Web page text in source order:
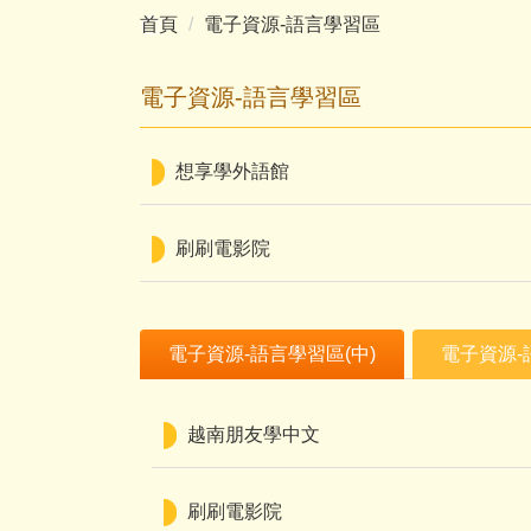
首頁 電子資源-語言學習區
電子資源-語言學習區
想享學外語館
刷刷電影院
電子資源-語言學習區(中) 電子資源-
越南朋友學中文
刷刷電影院